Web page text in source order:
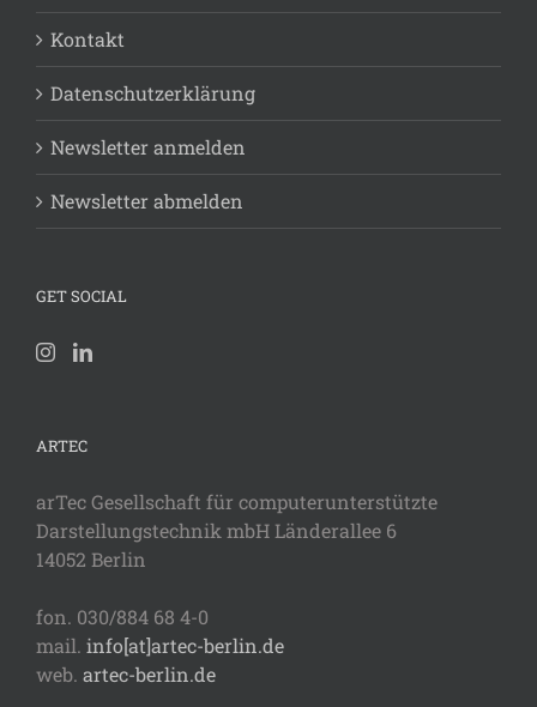
Kontakt
Datenschutzerklärung
Newsletter anmelden
Newsletter abmelden
GET SOCIAL
ARTEC
arTec Gesellschaft für computerunterstützte
Darstellungstechnik mbH Länderallee 6
14052 Berlin
fon. 030/884 68 4-0
mail. info[at]artec-berlin.de
web. artec-berlin.de